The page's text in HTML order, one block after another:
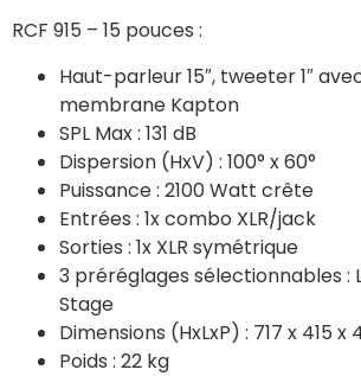
RCF 915 – 15 pouces :
Haut-parleur 15″, tweeter 1″
membrane Kapton
SPL Max : 131 dB
Dispersion (HxV) : 100° x 60°
Puissance : 2100 Watt crête
Entrées : 1x combo XLR/jack
Sorties : 1x XLR symétrique
3 préréglages sélectionnables :
Stage
Dimensions (HxLxP) : 717 x 415 x
Poids : 22 kg